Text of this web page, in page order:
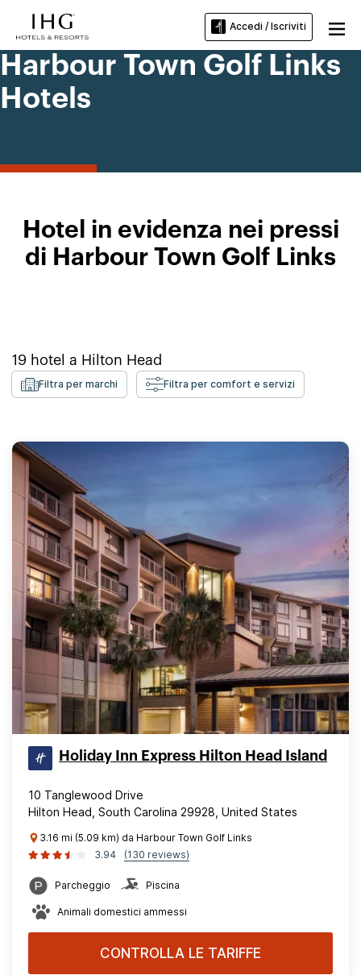
Accedi / Iscriviti
Harbour Town Golf Links
Hotels
Hotel in evidenza nei pressi
di Harbour Town Golf Links
19 hotel a Hilton Head
Filtra per marchi Filtra per comfort e servizi
Holiday Inn Express Hilton Head Island
10 Tanglewood Drive
Hilton Head, South Carolina 29928, United States
3.16 mi (5.09 km) da Harbour Town Golf Links
3.94
(130 reviews)
Parcheggio Piscina
Animali domestici ammessi
CONTROLLA LE TARIFFE